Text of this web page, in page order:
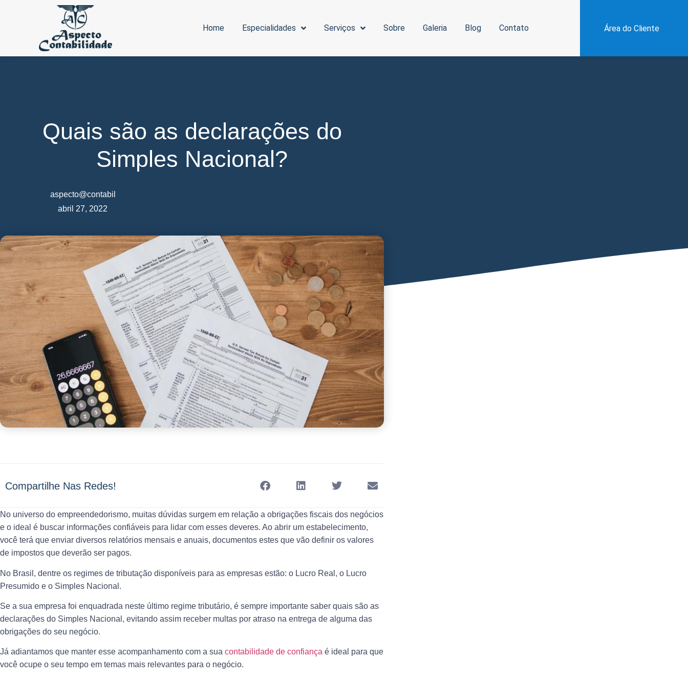
Home Especialidades Serviços Sobre Galeria Blog Contato Área do Cliente
Quais são as declarações do
Simples Nacional?
aspecto@contabil
abril 27, 2022
Compartilhe Nas Redes!
No universo do empreendedorismo, muitas dúvidas surgem em relação a obrigações fiscais dos negócios
e o ideal é buscar informações confiáveis para lidar com esses deveres. Ao abrir um estabelecimento,
você terá que enviar diversos relatórios mensais e anuais, documentos estes que vão definir os valores
de impostos que deverão ser pagos.
No Brasil, dentre os regimes de tributação disponíveis para as empresas estão: o Lucro Real, o Lucro
Presumido e o Simples Nacional.
Se a sua empresa foi enquadrada neste último regime tributário, é sempre importante saber quais são as
declarações do Simples Nacional , evitando assim receber multas por atraso na entrega de alguma das
obrigações do seu negócio.
Já adiantamos que manter esse acompanhamento com a sua contabilidade de confiança é ideal para que
você ocupe o seu tempo em temas mais relevantes para o negócio.